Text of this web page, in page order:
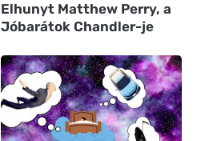
Elhunyt Matthew Perry, a
Jóbarátok Chandler-je